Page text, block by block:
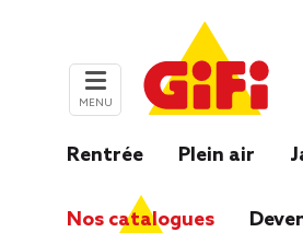
MENU
Rentrée Plein air
Nos catalogues